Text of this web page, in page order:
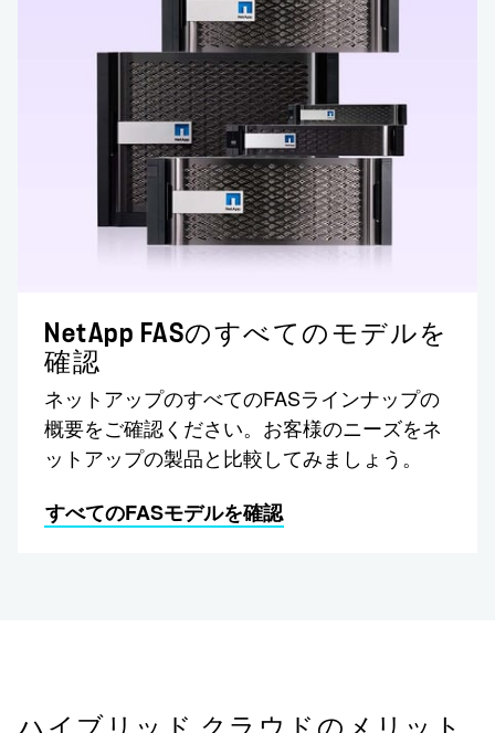
NetApp FASのすべてのモデルを
確認
ネットアップのすべてのFASラインナップの
概要をご確認ください。お客様のニーズをネ
ットアップの製品と比較してみましょう。
すべてのFASモデルを確認
ハイブリッド クラウドのメリット